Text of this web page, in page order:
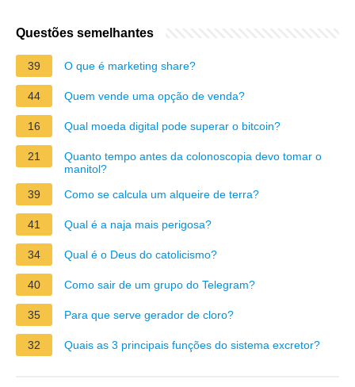
Questões semelhantes
39 O que é marketing share?
44 Quem vende uma opção de venda?
16 Qual moeda digital pode superar o bitcoin?
21
Quanto tempo antes da colonoscopia devo tomar o
manitol?
39
Como se calcula um alqueire de terra?
41 Qual é a naja mais perigosa?
34 Qual é o Deus do catolicismo?
40 Como sair de um grupo do Telegram?
35 Para que serve gerador de cloro?
32 Quais as 3 principais funções do sistema excretor?